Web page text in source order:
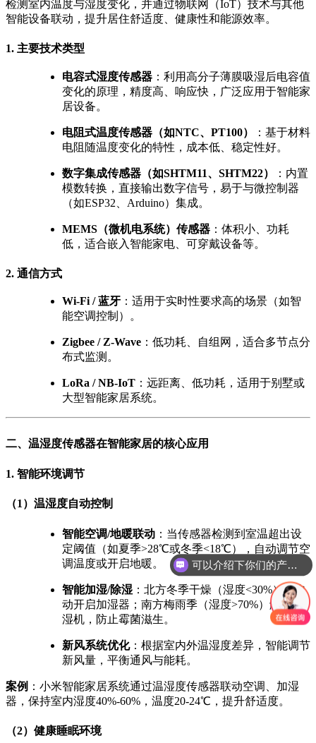
检测室内温度与湿度变化，并通过物联网（IoT）技术与其他
智能设备联动，提升居住舒适度、健康性和能源效率。
1. 主要技术类型
电容式湿度传感器 ：利用高分子薄膜吸湿后电容值
变化的原理，精度高、响应快，广泛应用于智能家
居设备。
电阻式温度传感器（如NTC、PT100）
：基于材料
电阻随温度变化的特性，成本低、稳定性好。
数字集成传感器（如SHTM11、 SHTM22）
：内置
模数转换，直接输出数字信号，易于与微控制器
（如ESP32、Arduino）集成。
MEMS（微机电系统）传感器 ：体积小、功耗
低，适合嵌入智能家电、可穿戴设备等。
2. 通信方式
Wi-Fi / 蓝牙 ：适用于实时性要求高的场景（如智
能空调控制）。
Zigbee / Z-Wave ：低功耗、自组网，适合多节点分
布式监测。
LoRa / NB-IoT ：远距离、低功耗，适用于别墅或
大型智能家居系统。
二、温湿度传感器在智能家居的核心应用
1. 智能环境调节
（1）温湿度自动控制
智能空调/地暖联动 ：当传感器检测到室温超出设
定阈值（如夏季>28℃或冬季<18℃），自动调节空
调温度或开启地暖。
智能加湿/除湿 ：北方冬季干燥（湿度<30%）时自
动开启加湿器；南方梅雨季（湿度>70%）触发除
湿机，防止霉菌滋生。
新风系统优化：根据室内外温湿度差异，智能调节
新风量，平衡通风与能耗。
案例 ：小米智能家居系统通过温湿度传感器联动空调、加湿
器，保持室内湿度40%-60%，温度20-24℃，提升舒适度。
（2）健康睡眠环境
可以介绍下你们的产品么？